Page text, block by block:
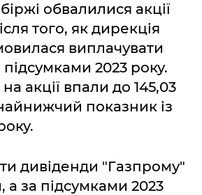
обвалилися акції
того, як дирекція
виплачувати
2023 року.
акції впали до 145,03
показник із
дивіденди "Газпрому"
а за підсумками 2023